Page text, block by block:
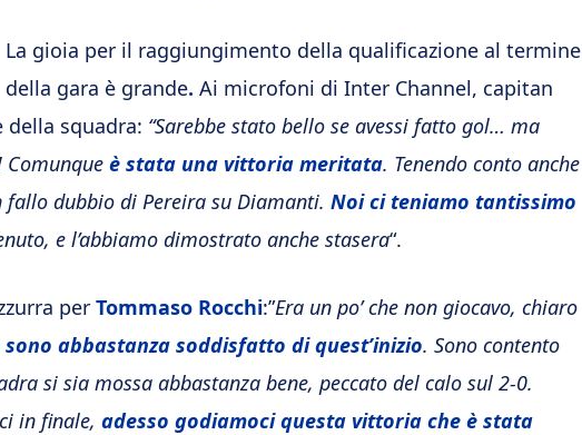
La gioia per il raggiungimento della qualificazione al termine
della gara è grande. Ai microfoni di Inter Channel, capitan
della squadra: “Sarebbe stato bello se avessi fatto gol… ma
Comunque è stata una vittoria meritata. Tenendo conto anche
dubbio di Pereira su Diamanti. Noi ci teniamo tantissimo
e l’abbiamo dimostrato anche stasera“.
per Tommaso Rocchi:”Era un po’ che non giocavo, chiaro
abbastanza soddisfatto di quest’inizio. Sono contento
si sia mossa abbastanza bene, peccato del calo sul 2-0.
in finale, adesso godiamoci questa vittoria che è stata